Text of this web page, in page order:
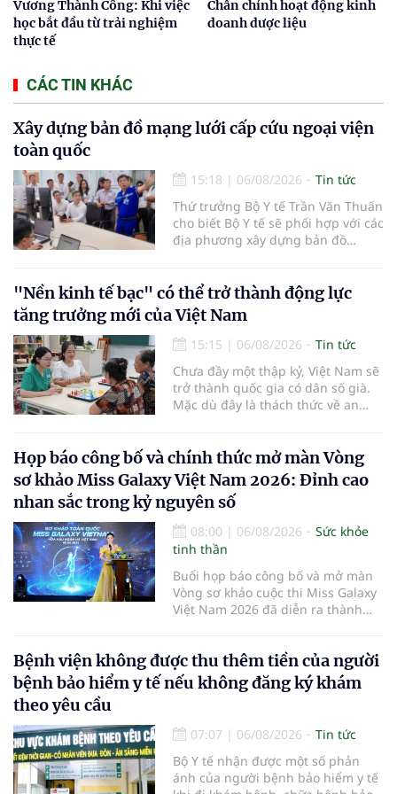
Vương Thành Công: Khi việc
học bắt đầu từ trải nghiệm
thực tế
Chấn chỉnh hoạt động kinh
doanh dược liệu
CÁC TIN KHÁC
Xây dựng bản đồ mạng lưới cấp cứu ngoại viện
toàn quốc
15:18 | 06/08/2026
Tin tức
Thứ trưởng Bộ Y tế Trần Văn Thuấn
cho biết Bộ Y tế sẽ phối hợp với các
địa phương xây dựng bản đồ
thiện cơ chế tài chính và đa dạng
hóa phương tiện nhằm nâng cao
năng lực cấp cứu trước viện trên
phạm vi cả nước.
"Nền kinh tế bạc" có thể trở thành động lực
tăng trưởng mới của Việt Nam
15:15 | 06/08/2026
Tin tức
Chưa đầy một thập kỷ, Việt Nam sẽ
trở thành quốc gia có dân số già.
Mặc dù đây là thách thức về an
có giá trị hàng tỷ USD.
Họp báo công bố và chính thức mở màn Vòng
sơ khảo Miss Galaxy Việt Nam 2026: Đỉnh cao
nhan sắc trong kỷ nguyên số
08:00 | 06/08/2026
Sức khỏe
tinh thần
Buổi họp báo công bố và mở màn
Vòng sơ khảo cuộc thi Miss Galaxy
Việt Nam 2026 đã diễn ra thành
sắc quy mô, khác biệt và tiên
phong – nơi tôn vinh vẻ đẹp thời
đại mới kết hợp giữa Tri thức, Bản
Bệnh viện không được thu thêm tiền của người
bệnh bảo hiểm y tế nếu không đăng ký khám
theo yêu cầu
07:07 | 06/08/2026
Tin tức
Bộ Y tế nhận được một số phản
ánh của người bệnh bảo hiểm y tế